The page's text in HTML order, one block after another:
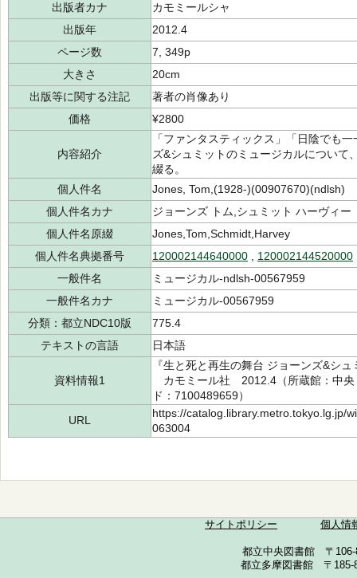
出版者カナ
カモミールシャ
出版年
2012.4
ページ数
7, 349p
大きさ
20cm
出版等に関する注記
著者の肖像あり
価格
¥2800
内容紹介
「ファンタスティックス」「日陰でも
ズ&シュミットのミュージカルについて
綴る。
個人件名
Jones, Tom,(1928-)(00907670)(ndlsh)
個人件名カナ
ジョーンズ トム,シュミット ハーヴィー
個人件名原綴
Jones,Tom,Schmidt,Harvey
個人件名典拠番号
120002144640000
120002144520000
一般件名
ミュージカル-ndlsh-00567959
一般件名カナ
ミュージカル-00567959
分類：都立NDC10版
775.4
テキストの言語
日本語
資料情報1
『生と死と再生の舞台 ジョーンズ&シ
カモミール社 2012.4（所蔵館：中
ド：7100489659）
URL
https://catalog.library.metro.tokyo.lg.jp/
063004
サイトポリシー 個人情
都立中央図書館 〒
都立多摩図書館 〒185-